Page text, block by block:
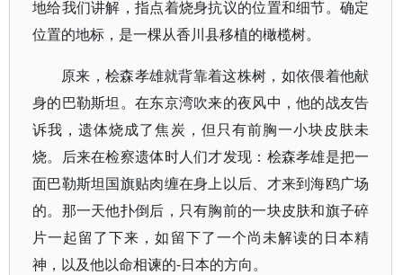
地给我们讲解，指点着烧身抗议的位置和细节。确定
位置的地标，是一棵从香川县移植的橄榄树。
原来，桧森孝雄就背靠着这株树，如依偎着他献
身的巴勒斯坦。在东京湾吹来的夜风中，他的战友告
诉我，遗体烧成了焦炭，但只有前胸一小块皮肤未
烧。后来在检察遗体时人们才发现：桧森孝雄是把一
面巴勒斯坦国旗贴肉缠在身上以后、才来到海鸥广场
的。那一天他扑倒后，只有胸前的一块皮肤和旗子碎
片一起留了下来，如留下了一个尚未解读的日本精
神，以及他以命相谏的-日本的方向。